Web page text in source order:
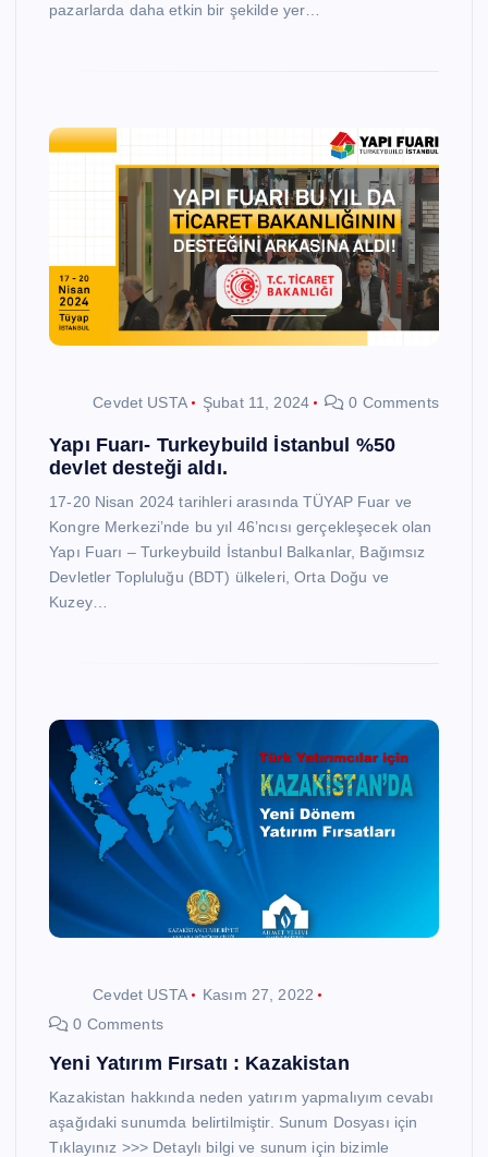
pazarlarda daha etkin bir şekilde yer…
Cevdet USTA Şubat 11, 2024 0 Comments
Yapı Fuarı- Turkeybuild İstanbul %50
devlet desteği aldı.
17-20 Nisan 2024 tarihleri arasında TÜYAP Fuar ve
Kongre Merkezi’nde bu yıl 46’ncısı gerçekleşecek olan
Yapı Fuarı – Turkeybuild İstanbul Balkanlar, Bağımsız
Devletler Topluluğu (BDT) ülkeleri, Orta Doğu ve
Kuzey…
Cevdet USTA
Kasım 27, 2022
0 Comments
Yeni Yatırım Fırsatı : Kazakistan
Kazakistan hakkında neden yatırım yapmalıyım cevabı
aşağıdaki sunumda belirtilmiştir. Sunum Dosyası için
Tıklayınız >>> Detaylı bilgi ve sunum için bizimle